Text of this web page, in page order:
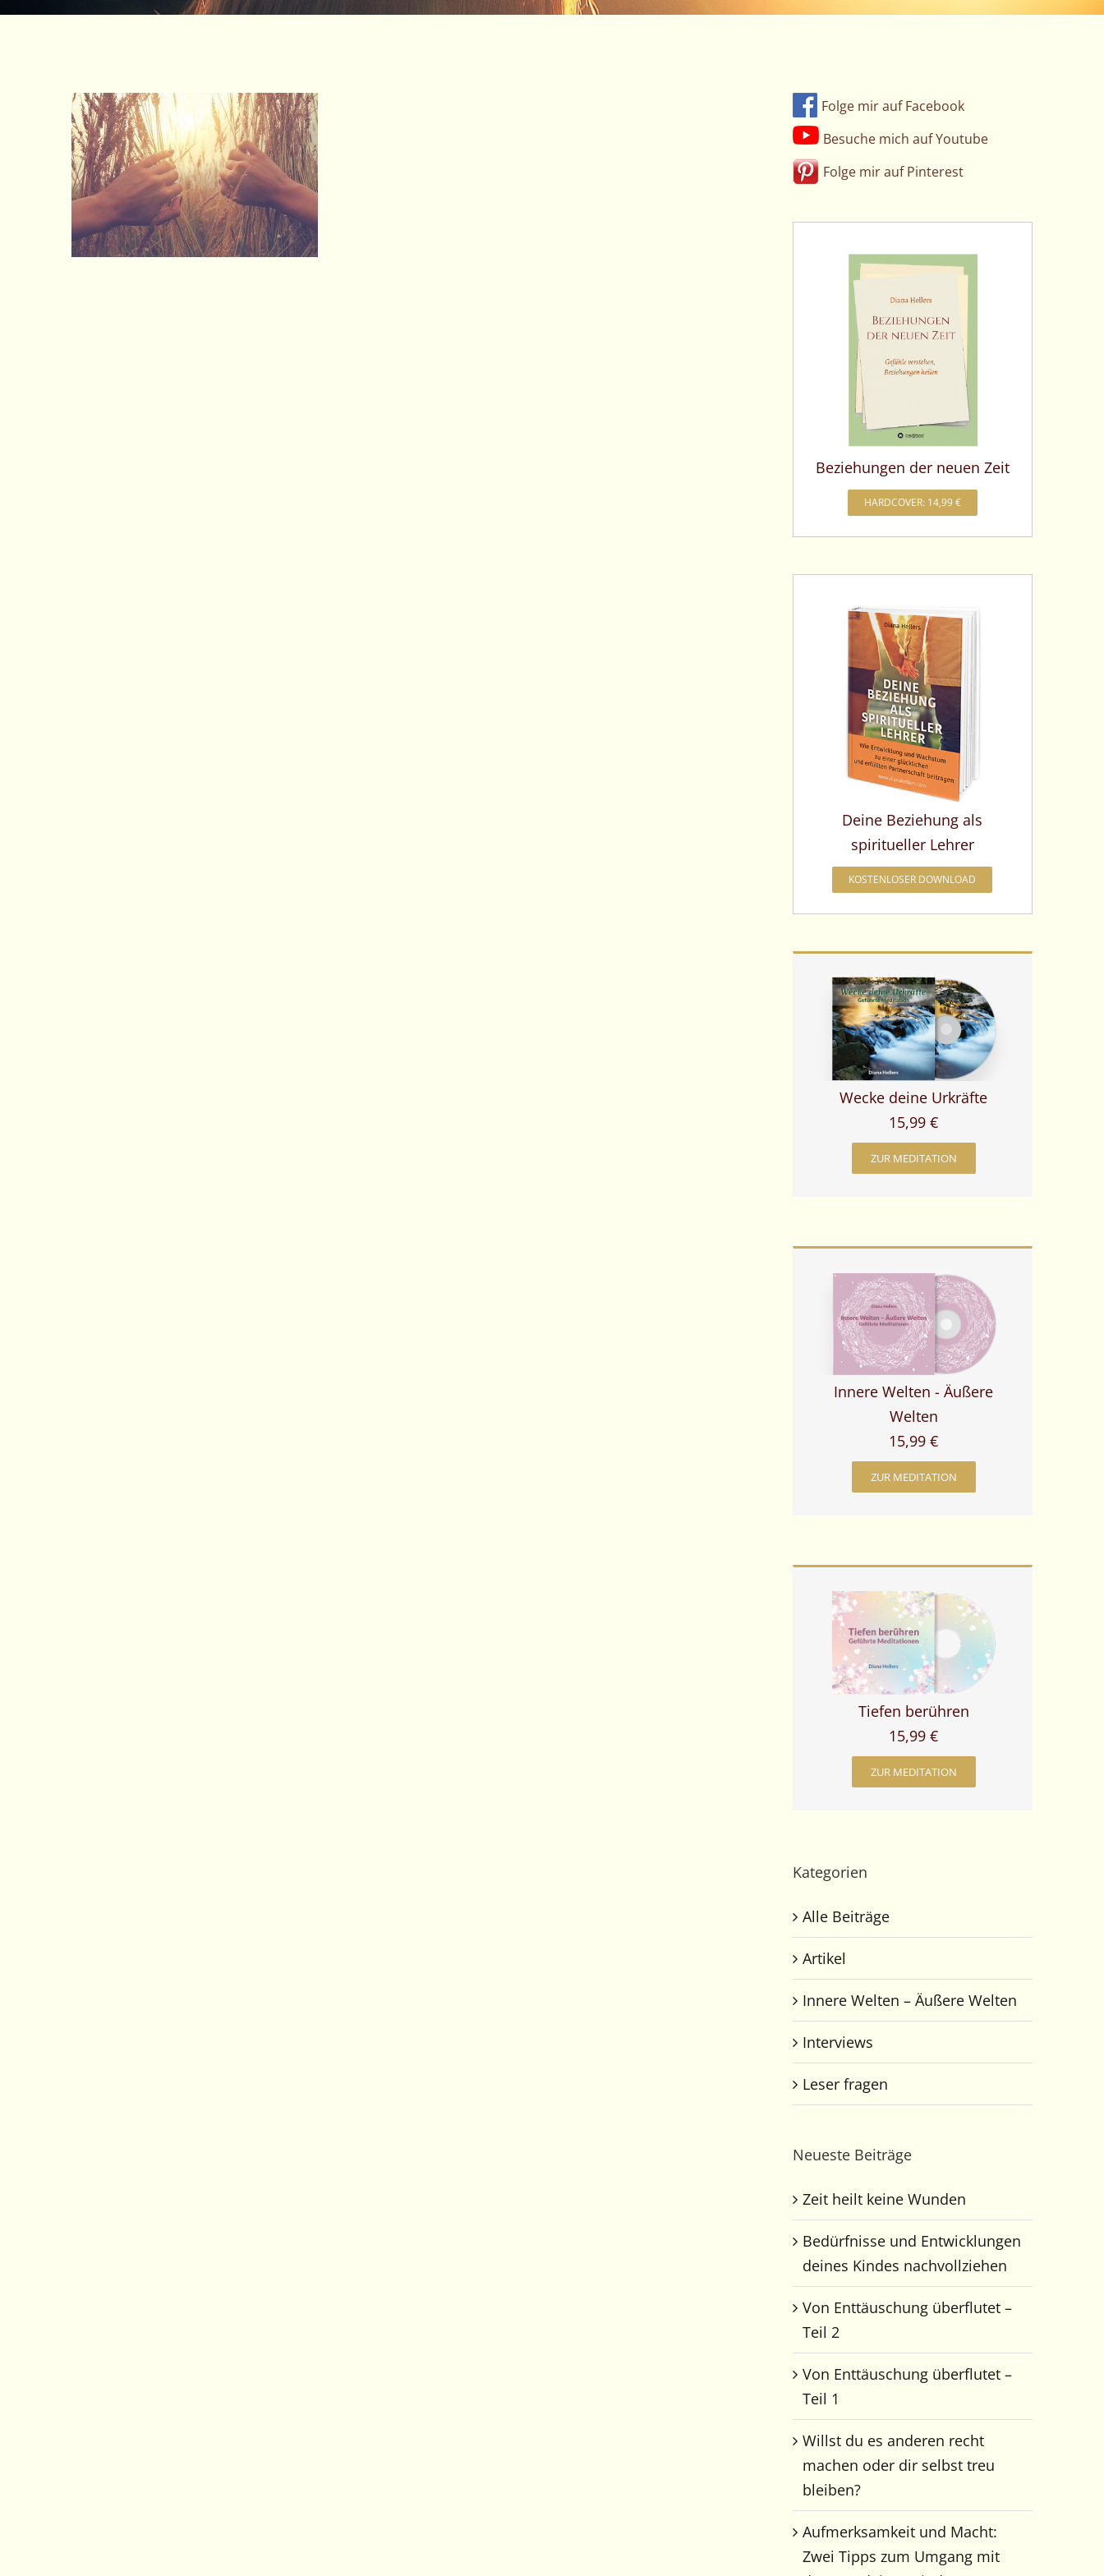
Folge mir auf Facebook
Besuche mich auf Youtube
Folge mir auf Pinterest
Beziehungen der neuen Zeit
HARDCOVER: 14,99 €
Deine Beziehung als
spiritueller Lehrer
KOSTENLOSER DOWNLOAD
Wecke deine Urkräfte
15,99 €
ZUR MEDITATION
Innere Welten - Äußere
Welten
15,99 €
ZUR MEDITATION
Tiefen berühren
15,99 €
ZUR MEDITATION
Kategorien
Alle Beiträge
Artikel
Innere Welten – Äußere Welten
Interviews
Leser fragen
Neueste Beiträge
Zeit heilt keine Wunden
Bedürfnisse und Entwicklungen
deines Kindes nachvollziehen
Von Enttäuschung überflutet –
Teil 2
Von Enttäuschung überflutet –
Teil 1
Willst du es anderen recht
machen oder dir selbst treu
bleiben?
Aufmerksamkeit und Macht:
Zwei Tipps zum Umgang mit